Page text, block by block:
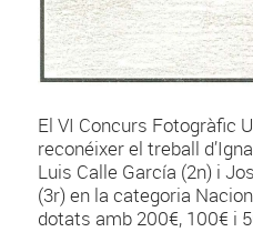
El VI Concurs Fotogràfic
reconéixer el treball
Luis Calle García (2n) i
(3r) en la categoria
dotats amb 200€, 100€ i